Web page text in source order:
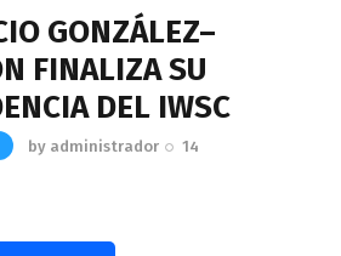
GONZÁLEZ–
FINALIZA SU
DEL IWSC
by administrador
14